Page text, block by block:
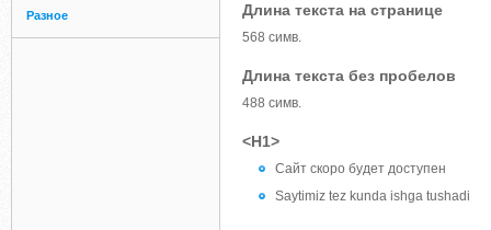
Разное Длина текста на странице
568 симв.
Длина текста без пробелов
488 симв.
<H1>
Сайт скоро будет доступен
Saytimiz tez kunda ishga tushadi